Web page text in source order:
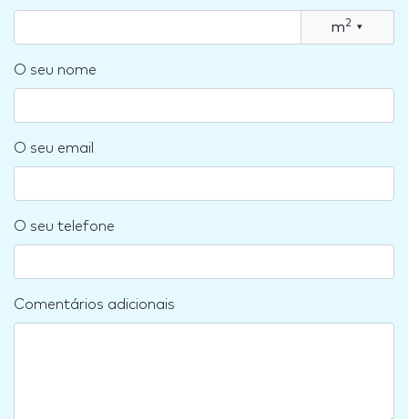
m2 ▾
O seu nome
O seu email
O seu telefone
Comentários adicionais